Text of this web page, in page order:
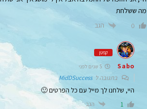
מה ששלחת
0 הגב
קפטן
Sabo
בתגובה לMidDSuccess
היי, שלחנו לך מייל עם כל הפרטים 🙂
1 הגב